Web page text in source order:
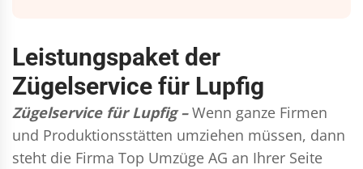
Leistungspaket der
Zügelservice für Lupfig
Zügelservice für Lupfig – Wenn ganze Firmen
und Produktionsstätten umziehen müssen, dann
steht die Firma Top Umzüge AG an Ihrer Seite